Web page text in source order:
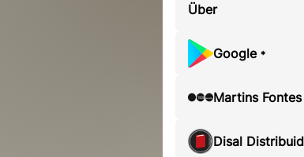
Über
Google *
Martins
Disal